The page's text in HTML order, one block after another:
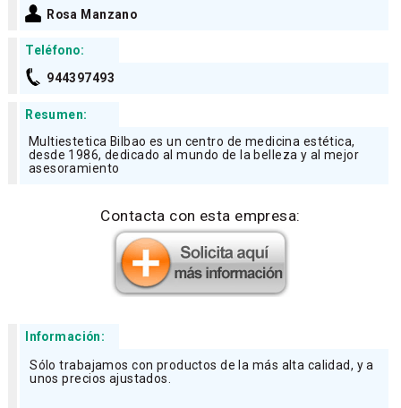
Rosa Manzano
Teléfono:
944397493
Resumen:
Multiestetica Bilbao es un centro de medicina estética,
desde 1986, dedicado al mundo de la belleza y al mejor
asesoramiento
Contacta con esta empresa:
Información:
Sólo trabajamos con productos de la más alta calidad, y a
unos precios ajustados.